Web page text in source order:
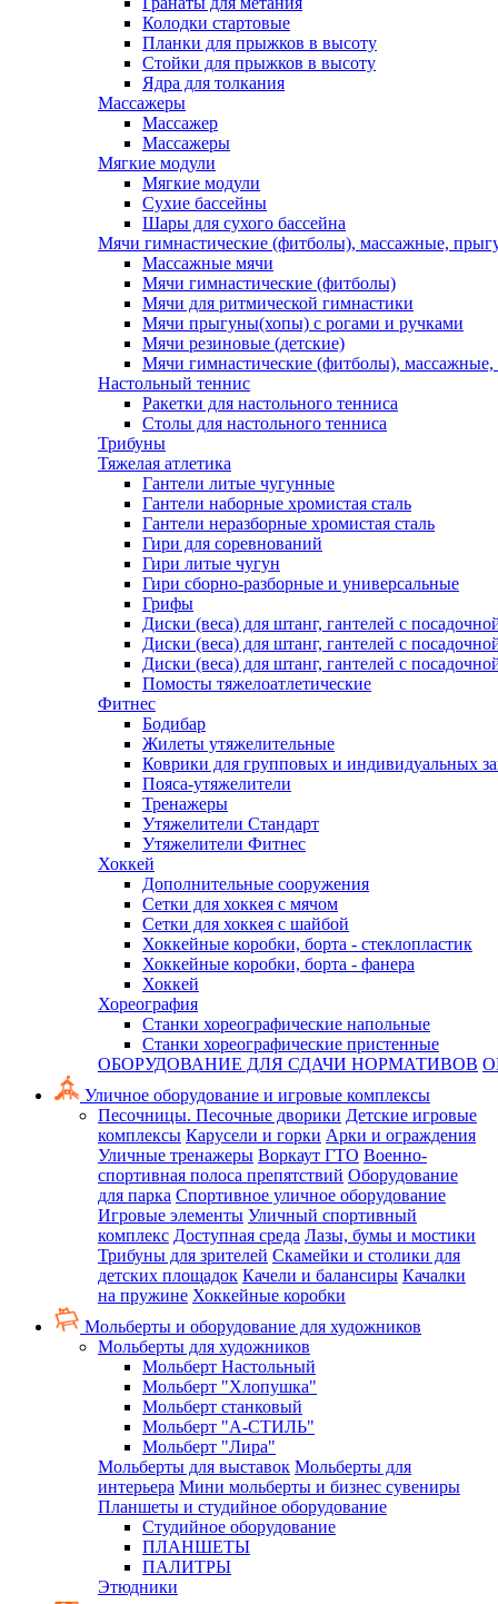
Колодки стартовые
Планки для прыжков в высоту
Стойки для прыжков в высоту
Ядра для толкания
Массажеры
Массажер
Массажеры
Мягкие модули
Мягкие модули
Сухие бассейны
Шары для сухого бассейна
Мячи гимнастические (фитболы), массажные,
Массажные мячи
Мячи гимнастические (фитболы)
Мячи для ритмической гимнастики
Мячи прыгуны(хопы) с рогами и ручками
Мячи резиновые (детские)
Мячи гимнастические (фитболы),
Настольный теннис
Ракетки для настольного тенниса
Столы для настольного тенниса
Трибуны
Тяжелая атлетика
Гантели литые чугунные
Гантели наборные хромистая сталь
Гантели неразборные хромистая сталь
Гири для соревнований
Гири литые чугун
Гири сборно-разборные и универсальные
Грифы
Диски (веса) для штанг, гантелей с
Диски (веса) для штанг, гантелей с
Диски (веса) для штанг, гантелей с
Помосты тяжелоатлетические
Фитнес
Бодибар
Жилеты утяжелительные
Коврики для групповых и индивидуальных
Пояса-утяжелители
Тренажеры
Утяжелители Стандарт
Утяжелители Фитнес
Хоккей
Дополнительные сооружения
Сетки для хоккея с мячом
Сетки для хоккея с шайбой
Хоккейные коробки, борта - стеклопластик
Хоккейные коробки, борта - фанера
Хоккей
Хореография
Станки хореографические напольные
Станки хореографические пристенные
ОБОРУДОВАНИЕ ДЛЯ СДАЧИ НОРМАТИВОВ
Уличное оборудование и игровые комплексы
Песочницы. Песочные дворики Детские игровые
комплексы Карусели и горки Арки и ограждения
Уличные тренажеры Воркаут ГТО Военно-
спортивная полоса препятствий Оборудование
для парка Спортивное уличное оборудование
Игровые элементы Уличный спортивный
комплекс Доступная среда Лазы, бумы и мостики
Трибуны для зрителей Скамейки и столики для
детских площадок Качели и балансиры Качалки
на пружине Хоккейные коробки
Мольберты и оборудование для художников
Мольберты для художников
Мольберт Настольный
Мольберт "Хлопушка"
Мольберт станковый
Мольберт "А-СТИЛЬ"
Мольберт "Лира"
Мольберты для выставок Мольберты для
интерьера Мини мольберты и бизнес сувениры
Планшеты и студийное оборудование
Студийное оборудование
ПЛАНШЕТЫ
ПАЛИТРЫ
Этюдники